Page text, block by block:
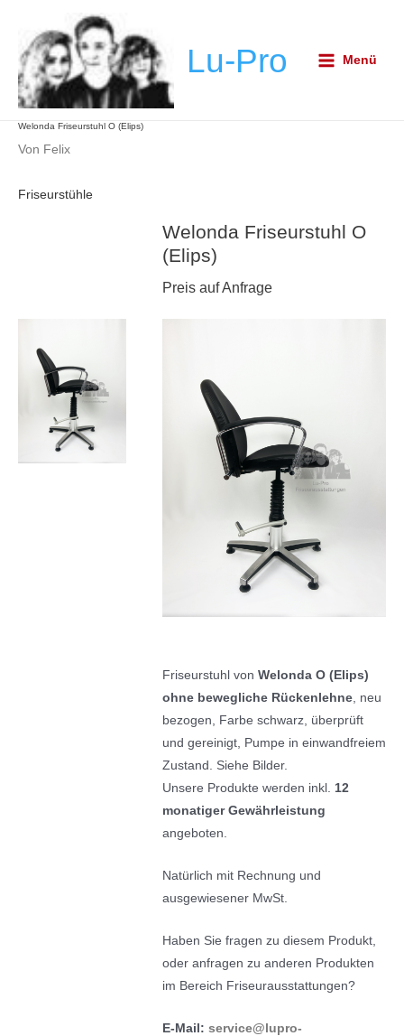
springen
Lu-Pro
MenuMenü
Welonda Friseurstuhl O (Elips)
Von Felix
Friseurstühle
Welonda Friseurstuhl O
(Elips)
Preis auf Anfrage
Friseurstuhl von Welonda O (Elips)
ohne bewegliche Rückenlehne, neu
bezogen, Farbe schwarz, überprüft
und gereinigt, Pumpe in einwandfreiem
Zustand. Siehe Bilder.
Unsere Produkte werden inkl. 12
monatiger Gewährleistung
angeboten.
Natürlich mit Rechnung und
ausgewiesener MwSt.
Haben Sie fragen zu diesem Produkt,
oder anfragen zu anderen Produkten
im Bereich Friseurausstattungen?
E-Mail: service@lupro-
navigation